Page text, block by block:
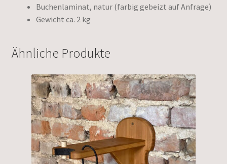
Buchenlaminat, natur (farbig gebeizt auf Anfrage)
Gewicht ca. 2 kg
Ähnliche Produkte